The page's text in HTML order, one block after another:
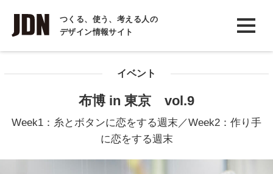
つくる、使う、考える人の
デザイン情報サイト
INTERVIEW
インタビュー
COLUMN
イベント
布博 in 東京 vol.9
Week1：糸とボタンに恋をする週末／Week2：作り手
に恋をする週末